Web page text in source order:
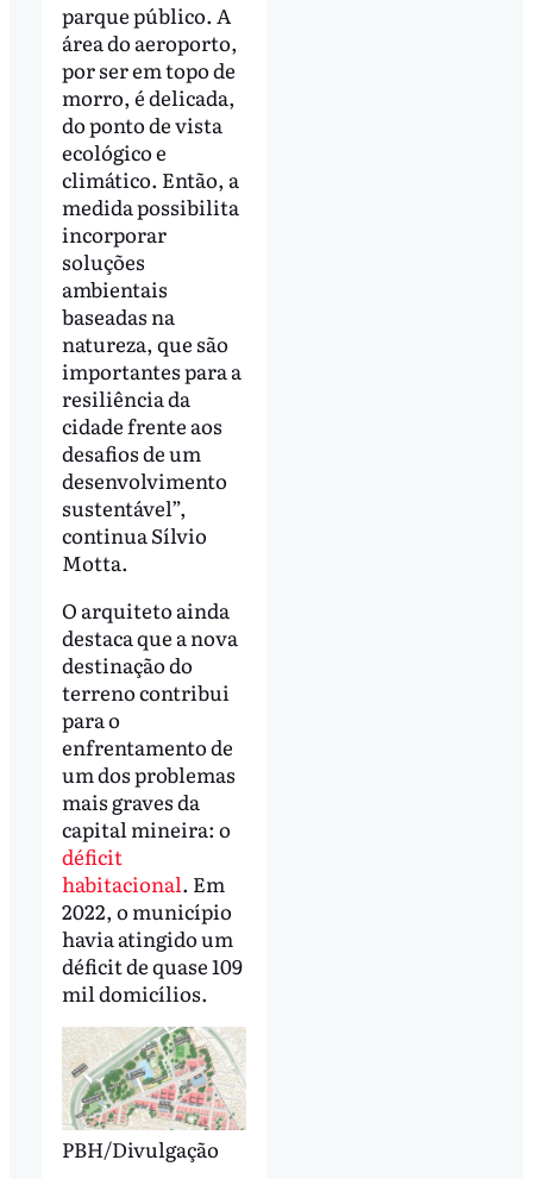
parque público. A
área do aeroporto,
por ser em topo de
morro, é delicada,
do ponto de vista
ecológico e
climático. Então, a
medida possibilita
incorporar
soluções
ambientais
baseadas na
natureza, que são
importantes para a
resiliência da
cidade frente aos
desafios de um
desenvolvimento
sustentável”,
continua Sílvio
Motta.
O arquiteto ainda
destaca que a nova
destinação do
terreno contribui
para o
enfrentamento de
um dos problemas
mais graves da
capital mineira: o
déficit
habitacional. Em
2022, o município
havia atingido um
déficit de quase 109
mil domicílios.
PBH/Divulgação